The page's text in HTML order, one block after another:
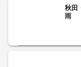
秋田
雨